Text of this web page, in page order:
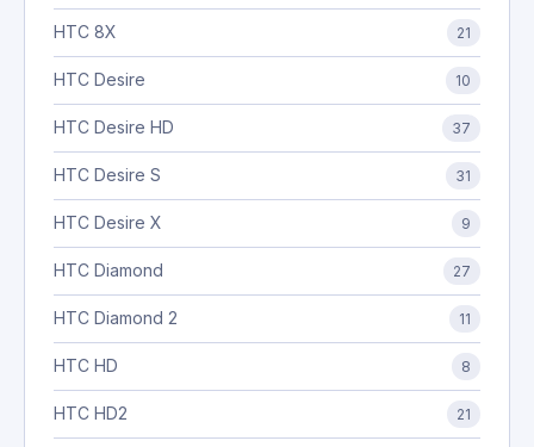
HTC 8X 21
HTC Desire 10
HTC Desire HD 37
HTC Desire S 31
HTC Desire X 9
HTC Diamond 27
HTC Diamond 2 11
HTC HD 8
HTC HD2 21